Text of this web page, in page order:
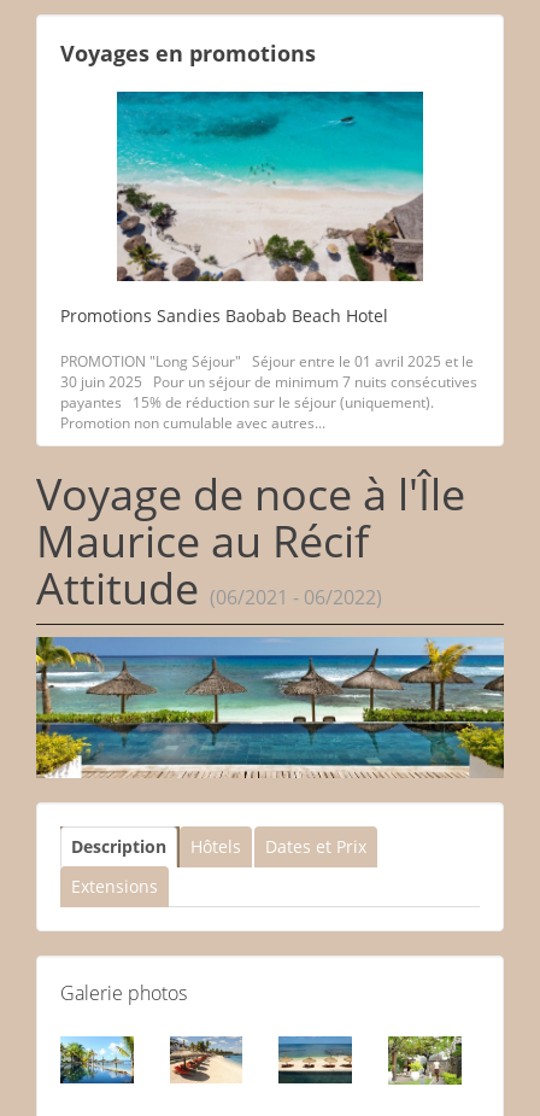
Voyages en promotions
Promotions Sandies Baobab Beach Hotel
PROMOTION "Long Séjour" Séjour entre le 01 avril 2025 et le
30 juin 2025 Pour un séjour de minimum 7 nuits consécutives
payantes 15% de réduction sur le séjour (uniquement).
Promotion non cumulable avec autres...
Voyage de noce à l'Île
Maurice au Récif
Attitude (06/2021 - 06/2022)
Description Hôtels
Dates et Prix
Extensions
Galerie photos